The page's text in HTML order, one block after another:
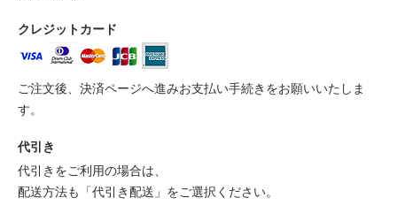
クレジットカード
ご注文後、決済ページへ進みお支払い手続きをお願いいたしま
す。
代引き
代引きをご利用の場合は、
配送方法も「代引き配送」をご選択ください。